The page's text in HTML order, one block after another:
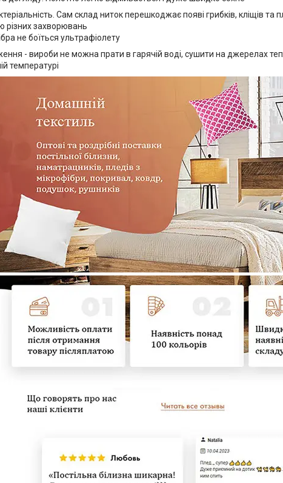
Сам склад ниток перешкоджає появі грибків, кліщів та
різних захворювань
не боїться ультрафіолету
- вироби не можна прати в гарячій воді, сушити на джерелах
температурі